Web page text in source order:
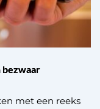
bezwaar
met een reeks